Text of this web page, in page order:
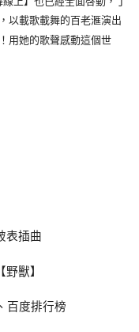
以載歌載舞的百老滙演出
用她的歌聲感動這個世
表插曲
獸】
百度排行榜